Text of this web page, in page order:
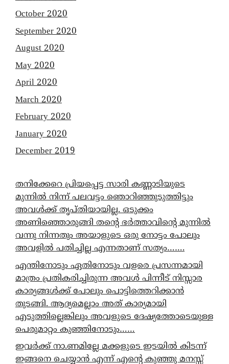
October 2020
September 2020
August 2020
May 2020
April 2020
March 2020
February 2020
January 2020
December 2019
തനിക്കേറെ പ്രിയപ്പെട്ട സാരി കണ്ണാടിയുടെ
മുന്നിൽ നിന്ന് പലവട്ടം ഞൊറിഞ്ഞുടുത്തിട്ടും
അവൾക്ക് തൃപ്തിയായില്ല. ഒടുക്കം
അണിഞ്ഞൊരുങ്ങി തന്റെ ഭർത്താവിന്റെ മുന്നിൽ
വന്നു നിന്നതും അയാളുടെ ഒരു നോട്ടം പോലും
അവളിൽ പതിച്ചില്ല എന്നതാണ് സത്യം…….
എന്തിനോടും ഏതിനോടും വളരെ പ്രസന്നമായി
മാത്രം പ്രതികരിച്ചിരുന്ന അവൾ പിന്നീട് നിസ്സാര
കാര്യങ്ങൾക്ക് പോലും പൊട്ടിത്തെറിക്കാൻ
തുടങ്ങി. ആദ്യമെല്ലാം അത് കാര്യമായി
എടുത്തില്ലെങ്കിലും അവളുടെ ദേഷ്യത്തോടെയുള്ള
പെരുമാറ്റം കുഞ്ഞിനോടും……
ഇവർക്ക് നാ.ണമില്ലേ മക്കളുടെ ഇടയിൽ കിടന്ന്
ഇങ്ങനെ ചെയ്യാൻ എന്ന് എന്റെ കുഞ്ഞു മനസ്സ്